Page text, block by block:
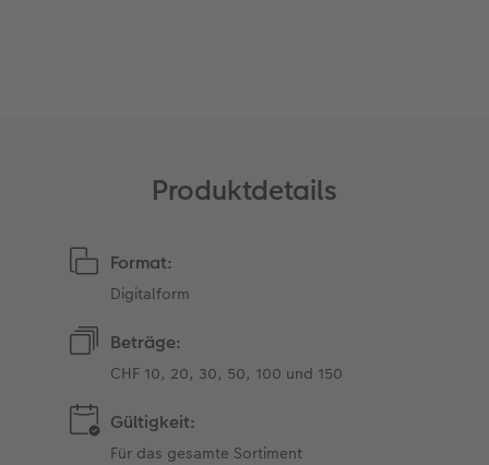
Produktdetails
Format:
Digitalform
Beträge:
CHF 10, 20, 30, 50, 100 und 150
Gültigkeit:
Für das gesamte Sortiment